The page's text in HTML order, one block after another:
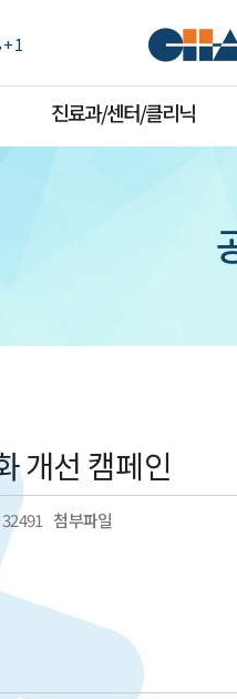
1
진료과/센터/클리닉
개선 캠페인
32491 첨부파일